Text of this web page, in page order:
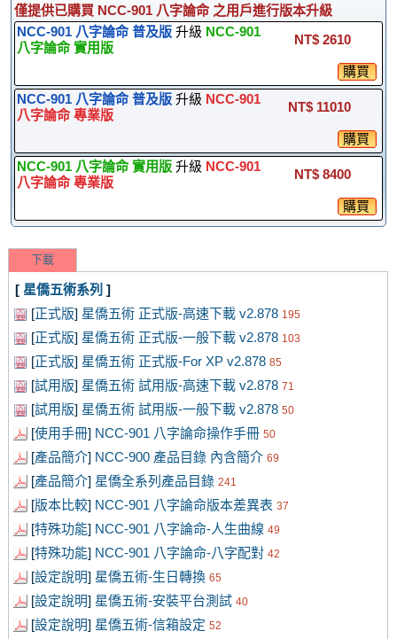
僅提供已購買 NCC-901 八字論命 之用戶進行版本升級
NCC-901 八字論命 普及版升級 NCC-901
八字論命 實用版
NT$ 2610
購買
NCC-901 八字論命 普及版升級 NCC-901
八字論命 專業版
NT$ 11010
購買
NCC-901 八字論命 實用版升級 NCC-901
八字論命 專業版
NT$ 8400
購買
下載
[ 星僑五術系列 ]
[正式版] 星僑五術 正式版-高速下載 v2.878 195
[正式版] 星僑五術 正式版-一般下載 v2.878 103
[正式版] 星僑五術 正式版-For XP v2.878 85
[試用版] 星僑五術 試用版-高速下載 v2.878 71
[試用版] 星僑五術 試用版-一般下載 v2.878 50
[使用手冊] NCC-901 八字論命操作手冊 50
[產品簡介] NCC-900 產品目錄 內含簡介 69
[產品簡介] 星僑全系列產品目錄 241
[版本比較] NCC-901 八字論命版本差異表 37
[特殊功能] NCC-901 八字論命-人生曲線 49
[特殊功能] NCC-901 八字論命-八字配對 42
[設定說明] 星僑五術-生日轉換 65
[設定說明] 星僑五術-安裝平台測試 40
[設定說明] 星僑五術-信箱設定 52